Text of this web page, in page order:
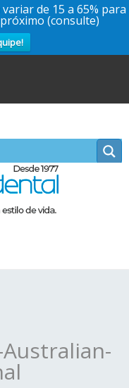
de 15 a 65% para
(consulte)